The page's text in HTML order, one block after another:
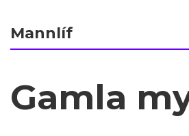
Mannlíf
Gamla